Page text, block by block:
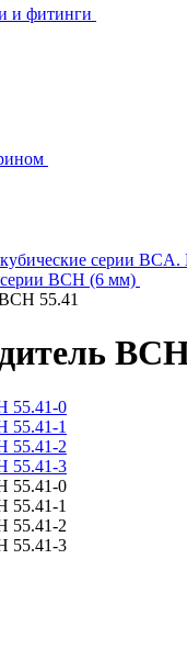
и фитинги
серии
BCH (6 мм)
55.41